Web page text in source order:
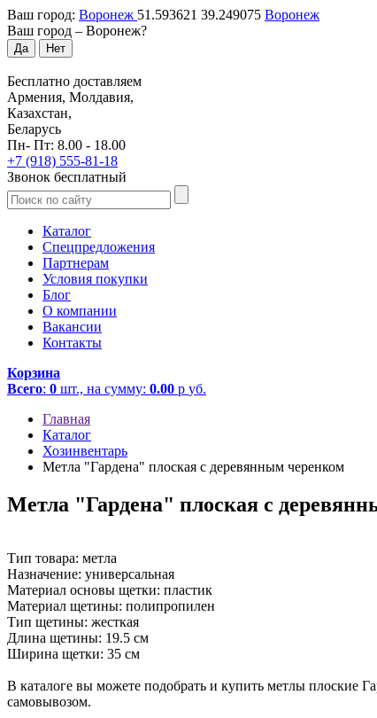
Ваш город: Воронеж 51.593621 39.249075 Воронеж
Ваш город – Воронеж?
Да Нет
Бесплатно доставляем
Армения, Молдавия,
Казахстан,
Беларусь
Пн- Пт: 8.00 - 18.00
+7 (918) 555-81-18
Звонок бесплатный
Каталог
Спецпредложения
Партнерам
Условия покупки
Блог
О компании
Вакансии
Контакты
Корзина
Всего: 0 шт., на сумму: 0.00 р уб.
Главная
Каталог
Хозинвентарь
Метла "Гардена" плоская с деревянным черенком
Метла "Гардена" плоская с
Тип товара: метла
Назначение: универсальная
Материал основы щетки: пластик
Материал щетины: полипропилен
Тип щетины: жесткая
Длина щетины: 19.5 см
Ширина щетки: 35 см
В каталоге вы можете подобрать и купить метлы плоские
самовывозом.